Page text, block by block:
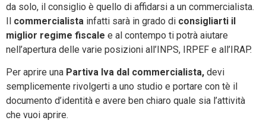
da solo, il consiglio è quello di affidarsi a un commercialista.
Il commercialista infatti sarà in grado di consigliarti il
miglior regime fiscale e al contempo ti potrà aiutare
nell’apertura delle varie posizioni all’INPS, IRPEF e all’IRAP.
Per aprire una Partiva Iva dal commercialista, devi
semplicemente rivolgerti a uno studio e portare con tè il
documento d’identità e avere ben chiaro quale sia l’attività
che vuoi aprire.